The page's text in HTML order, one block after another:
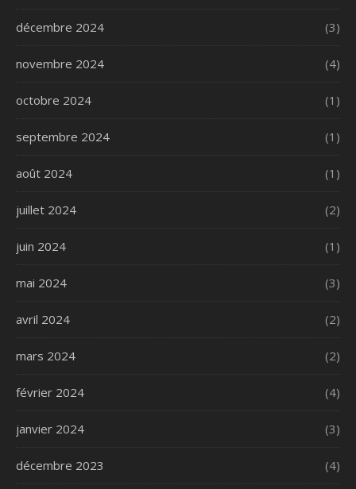
décembre 2024 (3)
novembre 2024 (4)
octobre 2024 (1)
septembre 2024 (1)
août 2024 (1)
juillet 2024 (2)
juin 2024 (1)
mai 2024 (3)
avril 2024 (2)
mars 2024 (2)
février 2024 (4)
janvier 2024 (3)
décembre 2023 (4)